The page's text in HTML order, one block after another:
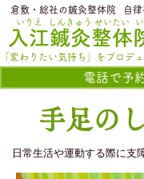
入江鍼灸整体
いりえ
電話で予
せいたい
しんきゅう
「変わりたい気持ち」をプロデ
​倉敷・総社の鍼灸整体院 自
手足の
日常生活や運動する際に支